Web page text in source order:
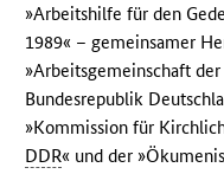
»Arbeitshilfe für den
1989« – gemeinsamer
»Arbeitsgemeinschaft
Bundesrepublik
»Kommission für
DDR« und der